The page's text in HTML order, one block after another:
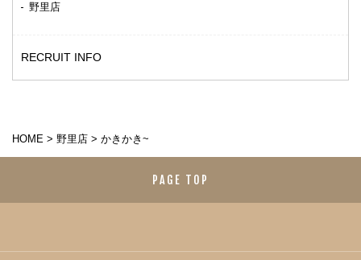
野里店
RECRUIT INFO
HOME > 野里店 > かきかき~
PAGE TOP